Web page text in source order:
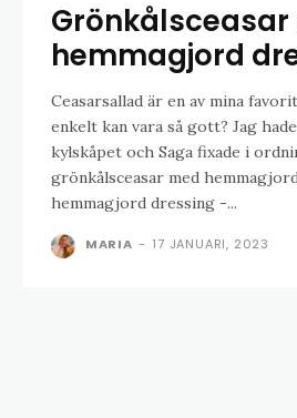
Grönkålsceasar
hemmagjord
Ceasarsallad är en av mina
enkelt kan vara så gott? Jag
kylskåpet och Saga fixade i
grönkålsceasar med
hemmagjord dressing -...
MARIA - 17 JANUARI, 2023